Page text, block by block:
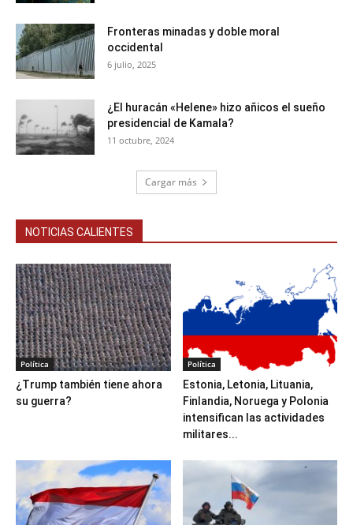
Fronteras minadas y doble moral
occidental
6 julio, 2025
¿El huracán «Helene» hizo añicos el sueño
presidencial de Kamala?
11 octubre, 2024
Cargar más
NOTICIAS CALIENTES
Política
¿Trump también tiene ahora
su guerra?
Política
Estonia, Letonia, Lituania,
Finlandia, Noruega y Polonia
intensifican las actividades
militares...